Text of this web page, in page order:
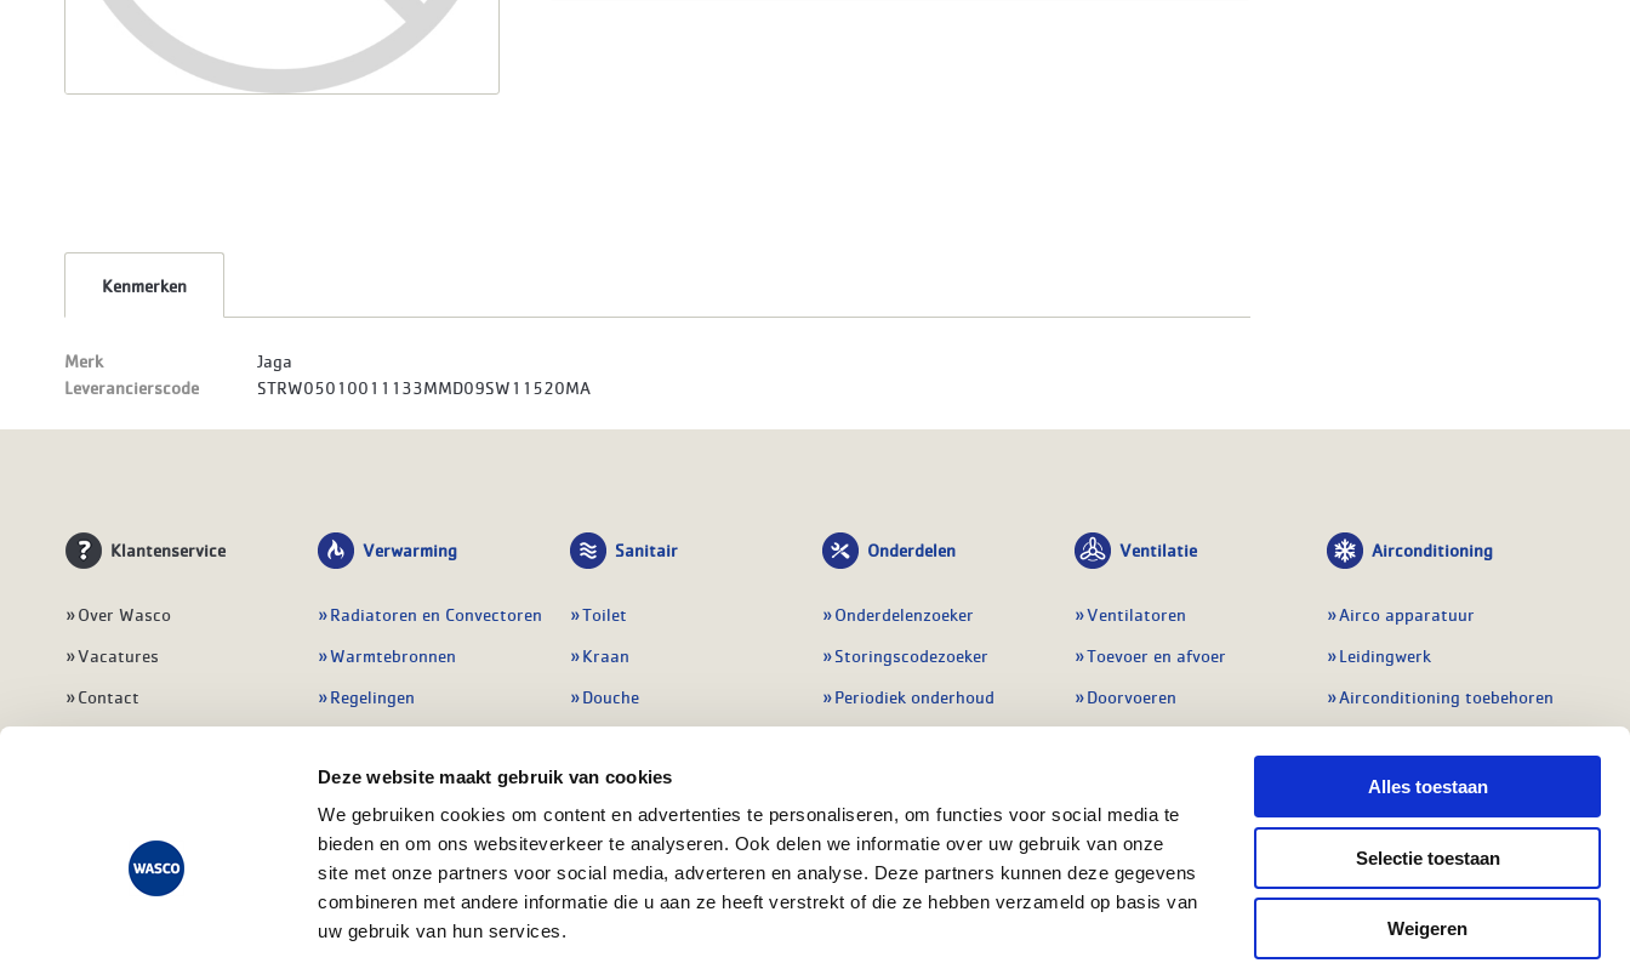
Deze website maakt gebruik van cookies
We gebruiken cookies om content en advertenties te personaliseren, om functies voor social media te
bieden en om ons websiteverkeer te analyseren. Ook delen we informatie over uw gebruik van onze
site met onze partners voor social media, adverteren en analyse. Deze partners kunnen deze gegevens
combineren met andere informatie die u aan ze heeft verstrekt of die ze hebben verzameld op basis van
uw gebruik van hun services.
Alles toestaan
Selectie toestaan
Weigeren
Kenmerken
Merk
Jaga
Leverancierscode
STRW05010011133MMD09SW11520MA
Klantenservice
Over Wasco
Vacatures
Contact
Veelgestelde vragen
Verwarming
Radiatoren en Convectoren
Warmtebronnen
Regelingen
Leidingwerk
Warmwatertoestellen
Alle verwarming
Sanitair
Toilet
Kraan
Douche
Badmeubel
Afvoeren
Alle sanitair
Onderdelen
Onderdelenzoeker
Storingscodezoeker
Periodiek onderhoud
Preventie & detectie
Alle onderdelen
Ventilatie
Ventilatoren
Toevoer en afvoer
Doorvoeren
Regelingen
Airconditioning
Airco apparatuur
Leidingwerk
Airconditioning toebehoren
Regelapparatuur
Alle koeling